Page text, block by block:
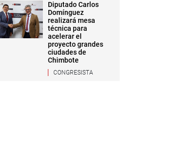
Diputado Carlos
Domínguez
realizará mesa
técnica para
acelerar el
proyecto grandes
ciudades de
Chimbote
CONGRESISTA